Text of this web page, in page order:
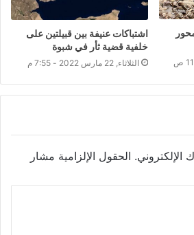
اشتباكات عنيفة بين قبيلتين على
خلفية قضية ثأر في شبوة
الثلاثاء, 22 مارس 2022 - 7:55 م
الإلكتروني. الحقول الإلزامية مشار